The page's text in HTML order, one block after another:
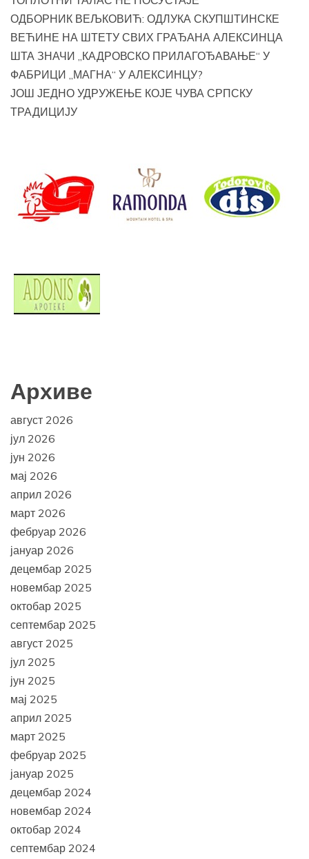
ОДБОРНИК ВЕЉКОВИЋ: ОДЛУКА СКУПШТИНСКЕ
ВЕЋИНЕ НА ШТЕТУ СВИХ ГРАЂАНА АЛЕКСИНЦА
ШТА ЗНАЧИ „КАДРОВСКО ПРИЛАГОЂАВАЊЕ“ У
ФАБРИЦИ „МАГНА“ У АЛЕКСИНЦУ?
ЈОШ ЈЕДНО УДРУЖЕЊЕ КОЈЕ ЧУВА СРПСКУ
ТРАДИЦИЈУ
Архиве
август 2026
јул 2026
јун 2026
мај 2026
април 2026
март 2026
фебруар 2026
јануар 2026
децембар 2025
новембар 2025
октобар 2025
септембар 2025
август 2025
јул 2025
јун 2025
мај 2025
април 2025
март 2025
фебруар 2025
јануар 2025
децембар 2024
новембар 2024
октобар 2024
септембар 2024